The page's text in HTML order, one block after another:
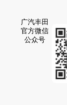
广汽丰田
官方微信
公众号